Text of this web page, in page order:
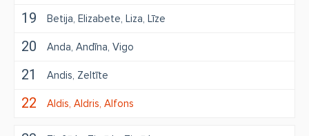
19 Betija Elizabete Liza Līze
20 Anda Andīna Vigo
21 Andis Zeltīte
22 Aldis Aldris Alfons